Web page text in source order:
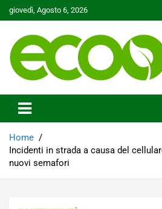
Skip
to
giovedì, Agosto 6, 2026
Ecoo.it
Home
Incidenti in strada a causa del
nuovi semafori